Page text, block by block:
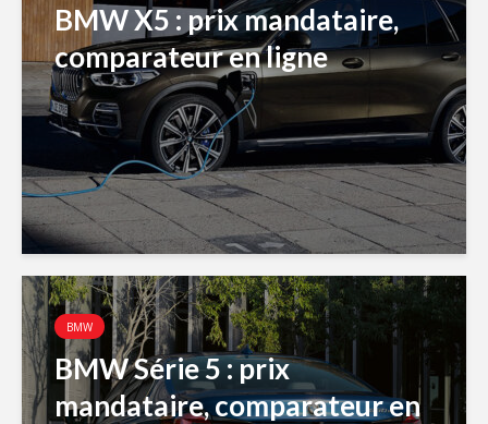
BMW X5 : prix mandataire,
comparateur en ligne
BMW
BMW Série 5 : prix
mandataire, comparateur en